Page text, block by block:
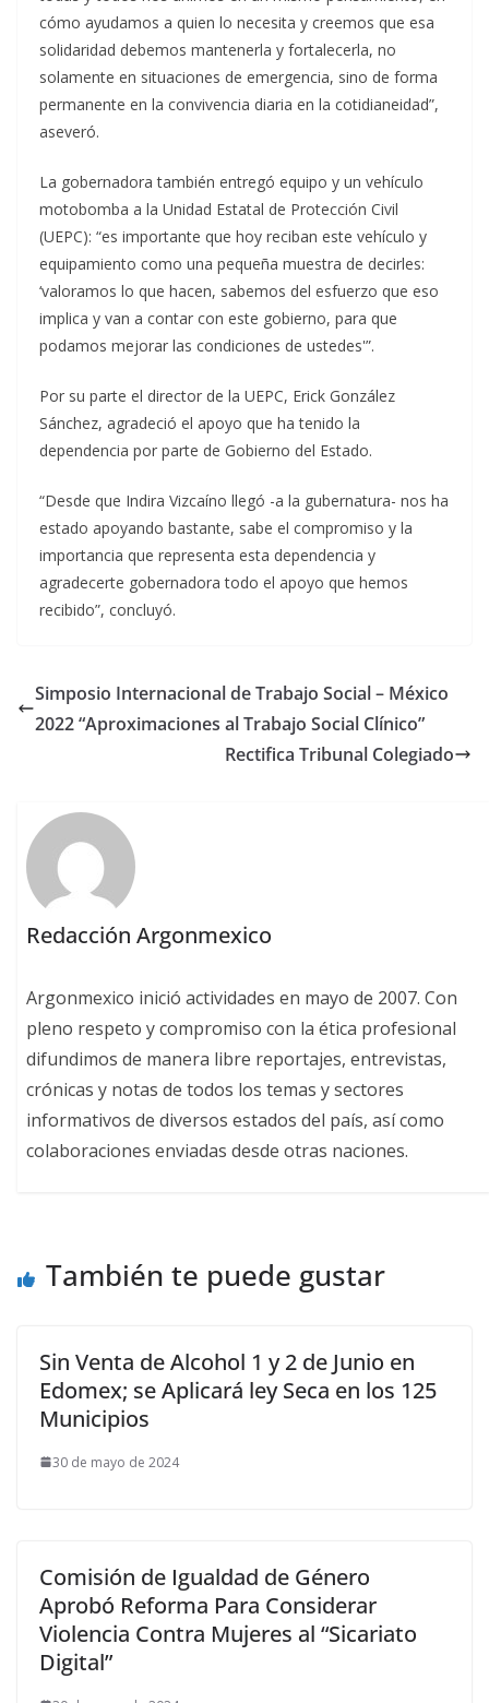
cómo ayudamos a quien lo necesita y creemos que esa
solidaridad debemos mantenerla y fortalecerla, no
solamente en situaciones de emergencia, sino de forma
permanente en la convivencia diaria en la cotidianeidad”,
aseveró.
La gobernadora también entregó equipo y un vehículo
motobomba a la Unidad Estatal de Protección Civil
(UEPC): “es importante que hoy reciban este vehículo y
equipamiento como una pequeña muestra de decirles:
‘valoramos lo que hacen, sabemos del esfuerzo que eso
implica y van a contar con este gobierno, para que
podamos mejorar las condiciones de ustedes'”.
Por su parte el director de la UEPC, Erick González
Sánchez, agradeció el apoyo que ha tenido la
dependencia por parte de Gobierno del Estado.
“Desde que Indira Vizcaíno llegó -a la gubernatura- nos ha
estado apoyando bastante, sabe el compromiso y la
importancia que representa esta dependencia y
agradecerte gobernadora todo el apoyo que hemos
recibido”, concluyó.
Simposio Internacional de Trabajo Social – México
2022 “Aproximaciones al Trabajo Social Clínico”
Rectifica Tribunal Colegiado
Redacción Argonmexico
Argonmexico inició actividades en mayo de 2007. Con
pleno respeto y compromiso con la ética profesional
difundimos de manera libre reportajes, entrevistas,
crónicas y notas de todos los temas y sectores
informativos de diversos estados del país, así como
colaboraciones enviadas desde otras naciones.
También te puede gustar
Sin Venta de Alcohol 1 y 2 de Junio en
Edomex; se Aplicará ley Seca en los 125
Municipios
30 de mayo de 2024
Comisión de Igualdad de Género
Aprobó Reforma Para Considerar
Violencia Contra Mujeres al “Sicariato
Digital”